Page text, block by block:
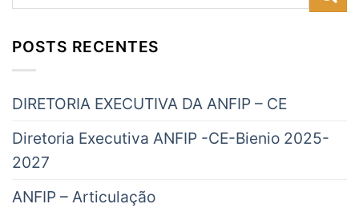
POSTS RECENTES
DIRETORIA EXECUTIVA DA ANFIP – CE
Diretoria Executiva ANFIP -CE-Bienio 2025-
2027
ANFIP – Articulação